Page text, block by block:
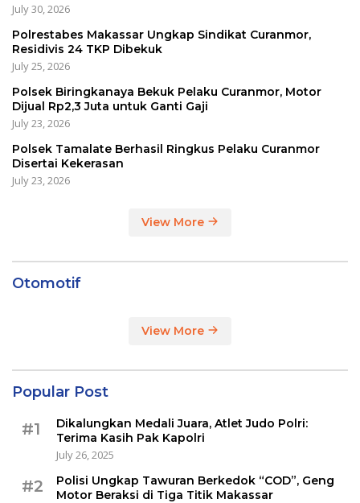
July 30, 2026
Polrestabes Makassar Ungkap Sindikat Curanmor,
Residivis 24 TKP Dibekuk
July 25, 2026
Polsek Biringkanaya Bekuk Pelaku Curanmor, Motor
Dijual Rp2,3 Juta untuk Ganti Gaji
July 23, 2026
Polsek Tamalate Berhasil Ringkus Pelaku Curanmor
Disertai Kekerasan
July 23, 2026
View More
Otomotif
View More
Popular Post
#1
Dikalungkan Medali Juara, Atlet Judo Polri:
Terima Kasih Pak Kapolri
July 26, 2025
#2
Polisi Ungkap Tawuran Berkedok “COD”, Geng
Motor Beraksi di Tiga Titik Makassar